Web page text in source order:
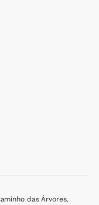
das Árvores,